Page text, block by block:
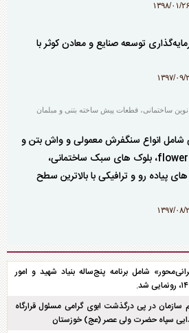
توسعه صنايع و معادن کوثر با‌
نوین ساختمانی، قطعات پیش ساخته بتنی و مبلمان
شامل انواع سنگفرش معمولی و واش بتن و
بلوک، جداول بتنی و flower box، بلوک های سبک ساختمانی،
پیاده رو و ترافیکی با بالاترین سطح
شامل برنامه پنج‌ساله بنیاد شهید و امور
سازمان در پی درگذشت ابوی گرامی مسئول قرارگاه
سپاه حضرت ولی عصر (عج) خوزستان